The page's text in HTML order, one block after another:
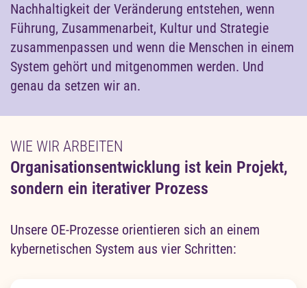
Nachhaltigkeit der Veränderung entstehen, wenn
Führung, Zusammenarbeit, Kultur und Strategie
zusammenpassen und wenn die Menschen in einem
System gehört und mitgenommen werden. Und
genau da setzen wir an.
WIE WIR ARBEITEN
Organisationsentwicklung ist kein Projekt,
sondern ein iterativer Prozess
Unsere OE-Prozesse orientieren sich an einem
kybernetischen System aus vier Schritten: